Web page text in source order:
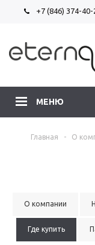
+7 (846) 374-40-
МЕНЮ
Главная - О
О компании
Где купить